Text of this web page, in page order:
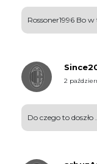
Rossoner1996 Bo
2
Do czego to doszło